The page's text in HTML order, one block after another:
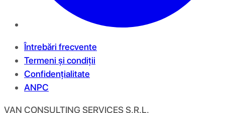
Întrebări frecvente
Termeni și condiții
Confidențialitate
ANPC
VAN CONSULTING SERVICES S.R.L.